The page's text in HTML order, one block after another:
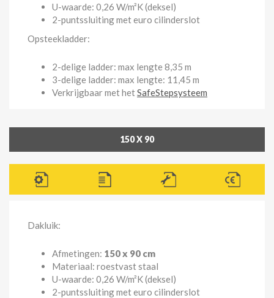
U-waarde: 0,26 W/m²K (deksel)
2-puntssluiting met euro cilinderslot
Opsteekladder:
2-delige ladder: max lengte 8,35 m
3-delige ladder: max lengte: 11,45 m
Verkrijgbaar met hetSafeStepsysteem
150 X 90
Dakluik:
Afmetingen: 150 x 90 cm
Materiaal: roestvast staal
U-waarde: 0,26 W/m²K (deksel)
2-puntssluiting met euro cilinderslot